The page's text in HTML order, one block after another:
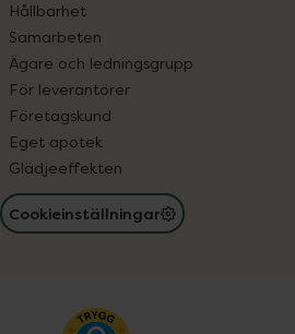
Hållbarhet
Samarbeten
Ägare och ledningsgrupp
För leverantörer
Företagskund
Eget apotek
Glädjeeffekten
Cookieinställningar